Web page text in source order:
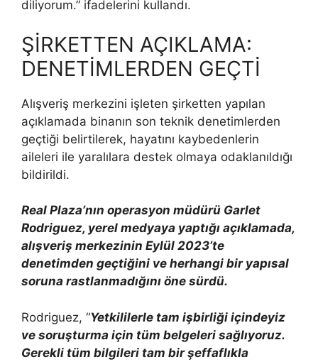
diliyorum.” ifadelerini kullandı.
ŞİRKETTEN AÇIKLAMA:
DENETİMLERDEN GEÇTİ
Alışveriş merkezini işleten şirketten yapılan
açıklamada binanın son teknik denetimlerden
geçtiği belirtilerek, hayatını kaybedenlerin
aileleri ile yaralılara destek olmaya odaklanıldığı
bildirildi.
Real Plaza’nın operasyon müdürü Garlet
Rodriguez, yerel medyaya yaptığı açıklamada,
alışveriş merkezinin Eylül 2023’te
denetimden geçtiğini ve herhangi bir yapısal
soruna rastlanmadığını öne sürdü.
Rodriguez, “Yetkililerle tam işbirliği içindeyiz
ve soruşturma için tüm belgeleri sağlıyoruz.
Gerekli tüm bilgileri tam bir şeffaflıkla